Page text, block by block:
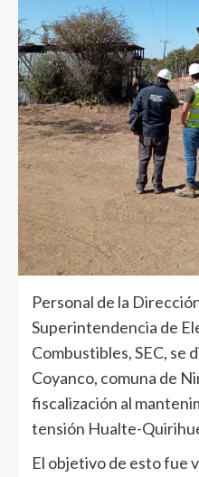
Personal de la
Superintendencia de
Combustibles, SEC, se
Coyanco, comuna de
fiscalización al
tensión Hualte-
El objetivo de esto fue